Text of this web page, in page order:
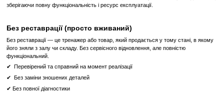
обладнання, виходячи з ваших потреб та можливостей.
обслуговування, що включає монтаж, налаштування та ремонт
Швидка доставка:Ми забезпечуємо швидку та зручну
всій Україні.
Зробіть свій вибір на користь професійного
Technogym Total Abdominal (Selection 900) з консоллю
ефективність своїх тренувань разом з Proffitness!